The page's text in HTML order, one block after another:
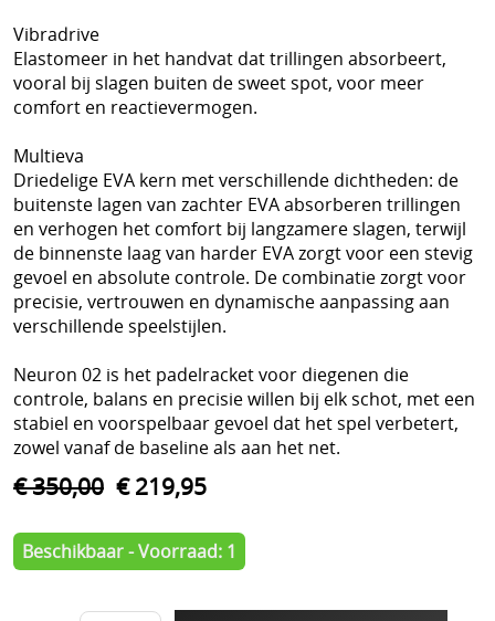
Vibradrive
Elastomeer in het handvat dat trillingen absorbeert,
vooral bij slagen buiten de sweet spot, voor meer
comfort en reactievermogen.
Multieva
Driedelige EVA kern met verschillende dichtheden: de
buitenste lagen van zachter EVA absorberen trillingen
en verhogen het comfort bij langzamere slagen, terwijl
de binnenste laag van harder EVA zorgt voor een stevig
gevoel en absolute controle. De combinatie zorgt voor
precisie, vertrouwen en dynamische aanpassing aan
verschillende speelstijlen.
Neuron 02 is het padelracket voor diegenen die
controle, balans en precisie willen bij elk schot, met een
stabiel en voorspelbaar gevoel dat het spel verbetert,
zowel vanaf de baseline als aan het net.
€ 350,00 € 219,95
Beschikbaar - Voorraad: 1